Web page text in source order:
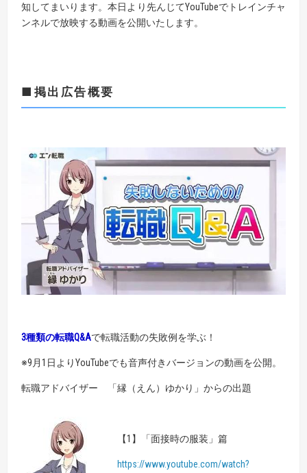
知してまいります。本日より先んじてYouTubeでトレインチャ
ンネルで放映する動画を公開いたします。
■掲出広告概要
3種類の転職Q&Aで転職活動の失敗例を学ぶ！
※9月1日よりYouTubeでも音声付きバージョンの動画を公開。
転職アドバイザー 「縁（えん）ゆかり」からの出題
【1】「面接時の服装」篇
https://www.youtube.com/watch?